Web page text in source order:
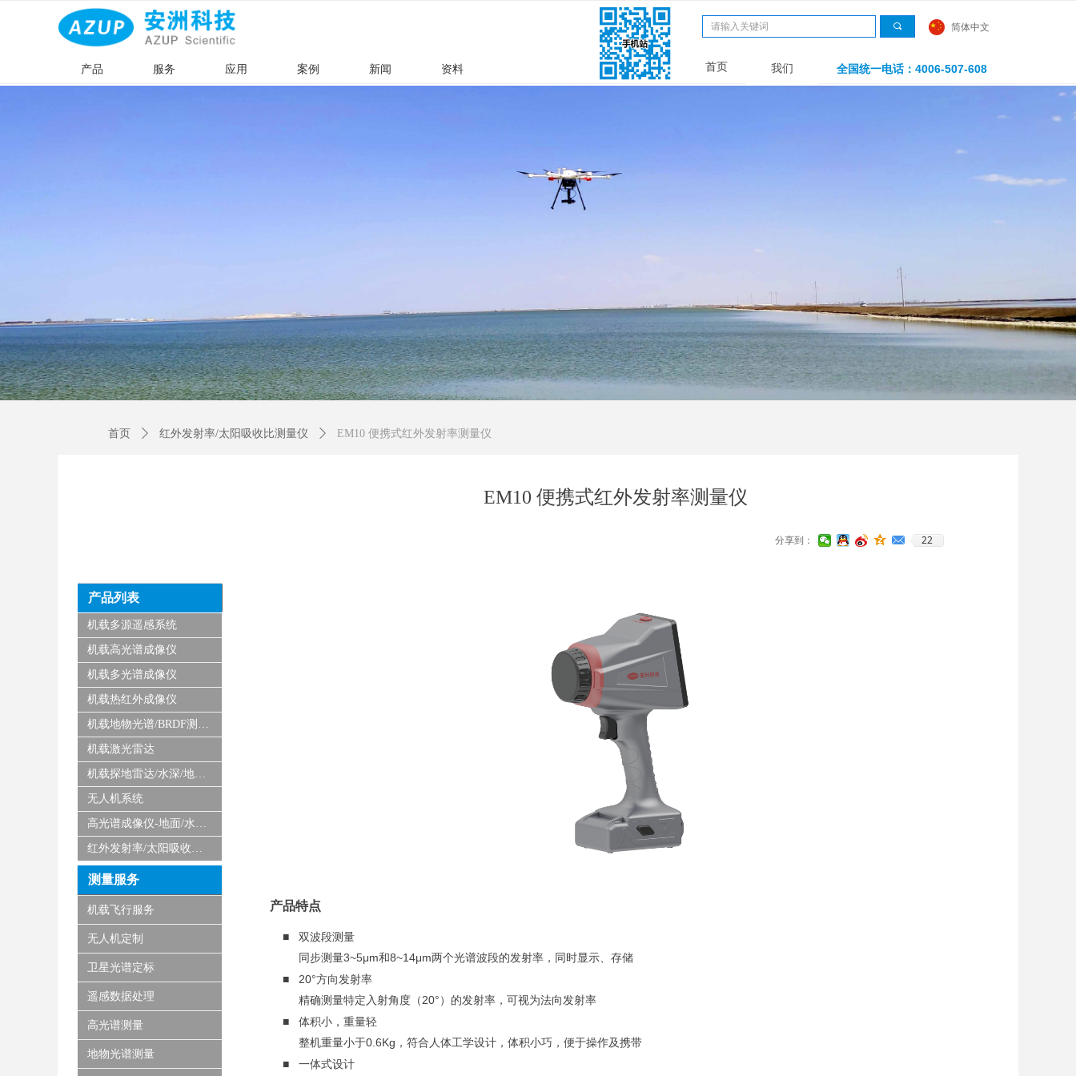
产品 服务 应用 案例 新闻 资料
끠
文章
全国统一电话：4006-507-608
首页 我们
简体中文
EM10 便携式红外发射率测量仪
产品特点
■ 双波段测量
同步测量3~5μm和8~14μm两个光谱波段的发射率，同时显示、存储
■ 20°方向发射率
精确测量特定入射角度（20°）的发射率，可视为法向发射率
■ 体积小，重量轻
整机重量小于0.6Kg，符合人体工学设计，体积小巧，便于操作及携带
■ 一体式设计
分享到： 22
机载多源遥感系统
机载高光谱成像仪
机载多光谱成像仪
机载热红外成像仪
机载地物光谱/BRDF测量系统
机载激光雷达
机载探地雷达/水深/地磁/微波/SAR
无人机系统
高光谱成像仪-地面/水下/实验室显微
红外发射率/太阳吸收比测量仪
产品列表
机载飞行服务
无人机定制
卫星光谱定标
遥感数据处理
高光谱测量
地物光谱测量
测量服务
首页 ꄲ 红外发射率/太阳吸收比测量仪 ꄲ EM10 便携式红外发射率测量仪